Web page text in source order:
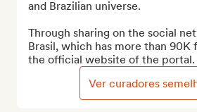
and Brazilian universe.
Through sharing on the social
Brasil, which has more than 90K
the official website of the portal.
Ver curadores